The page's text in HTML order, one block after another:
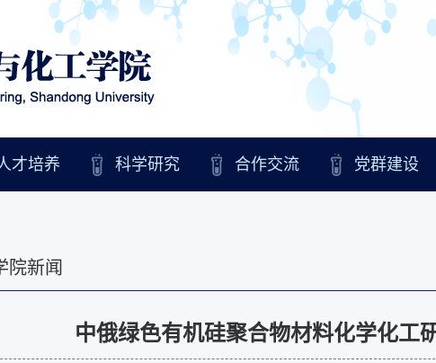
才培养 科学研究 合作交流 党群建设
院新闻
中俄绿色有机硅聚合物材料化学化工